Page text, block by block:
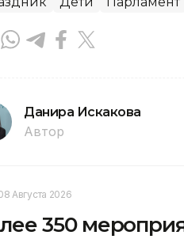
Данира Искакова
Автор
Августа 2026
350